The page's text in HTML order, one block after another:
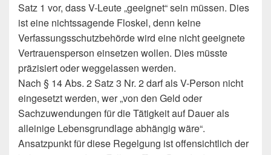
Satz 1 vor, dass V-Leute „geeignet“ sein müssen. Dies
ist eine nichtssagende Floskel, denn keine
Verfassungsschutzbehörde wird eine nicht geeignete
Vertrauensperson einsetzen wollen. Dies müsste
präzisiert oder weggelassen werden.
Nach § 14 Abs. 2 Satz 3 Nr. 2 darf als V-Person nicht
eingesetzt werden, wer „von den Geld oder
Sachzuwendungen für die Tätigkeit auf Dauer als
alleinige Lebensgrundlage abhängig wäre“.
Ansatzpunkt für diese Regelgung ist offensichtlich der